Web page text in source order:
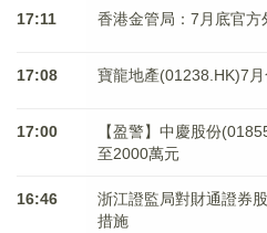
17:11 香港金管局：7月底官
17:08 寶龍地產(01238.HK)7
17:00
【盈警】中慶股份
至2000萬元
16:46
浙江證監局對財通證券
措施